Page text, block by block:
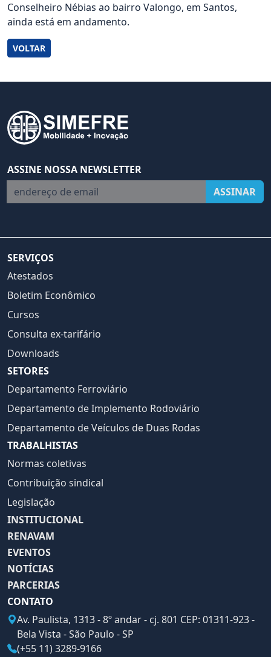
Conselheiro Nébias ao bairro Valongo, em Santos,
ainda está em andamento.
VOLTAR
ASSINE NOSSA NEWSLETTER
endereço de email
ASSINAR
SERVIÇOS
Atestados
Boletim Econômico
Cursos
Consulta ex-tarifário
Downloads
SETORES
Departamento Ferroviário
Departamento de Implemento Rodoviário
Departamento de Veículos de Duas Rodas
TRABALHISTAS
Normas coletivas
Contribuição sindical
Legislação
INSTITUCIONAL
RENAVAM
EVENTOS
NOTÍCIAS
PARCERIAS
CONTATO
Av. Paulista, 1313 - 8º andar - cj. 801 CEP: 01311-923 -
Bela Vista - São Paulo - SP
(+55 11) 3289-9166